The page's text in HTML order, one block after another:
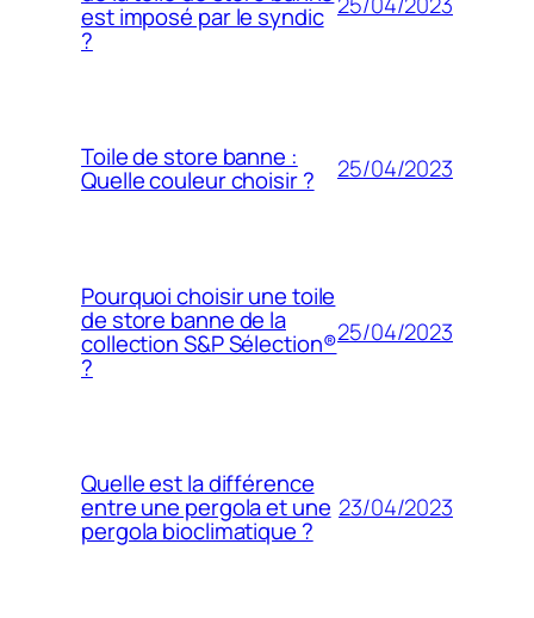
est imposé par le syndic
?
Toile de store banne :
Quelle couleur choisir ? 25/04/2023
Pourquoi choisir une toile
de store banne de la
collection S&P Sélection®
?
25/04/2023
Quelle est la différence
entre une pergola et une
pergola bioclimatique ?
23/04/2023